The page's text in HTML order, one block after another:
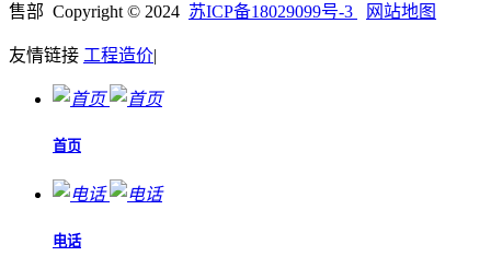
售部 Copyright © 2024 苏ICP备18029099号-3 网站地图
友情链接 工程造价|
首页
电话